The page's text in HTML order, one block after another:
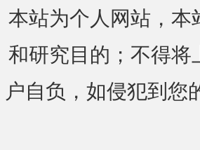
本站为个人网站，本
和研究目的；不得将
户自负，如侵犯到您